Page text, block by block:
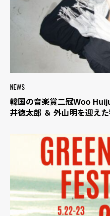
NEWS
韓国の音楽賞二冠Woo
井徳太郎 ＆ 外山明を迎え